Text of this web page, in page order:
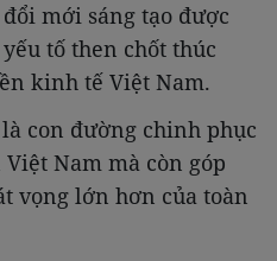
mới sáng tạo được
tố then chốt thúc
kinh tế Việt Nam.
con đường chinh phục
Nam mà còn góp
vọng lớn hơn của toàn